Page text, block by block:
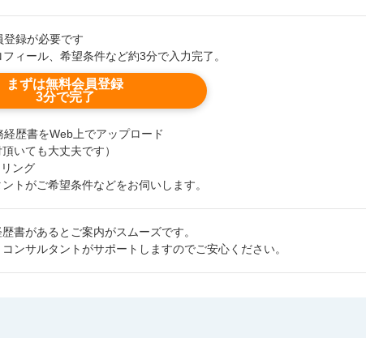
録が必要です
ィール、希望条件など約3分で入力完了。
まずは無料会員登録
3分で完了
歴書をWeb上でアップロード
いても大丈夫です）
ング
トがご希望条件などをお伺いします。
書があるとご案内がスムーズです。
ンサルタントがサポートしますのでご安心ください。